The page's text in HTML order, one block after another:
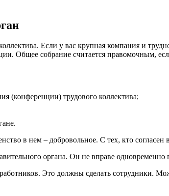
Если у вас крупная компания и
Общее собрание считается правомочным,
(конференции) трудового коллектива;
в нем – добровольное. С тех, кто согласен
органа. Он не вправе одновременно
Это должны сделать сотрудники.